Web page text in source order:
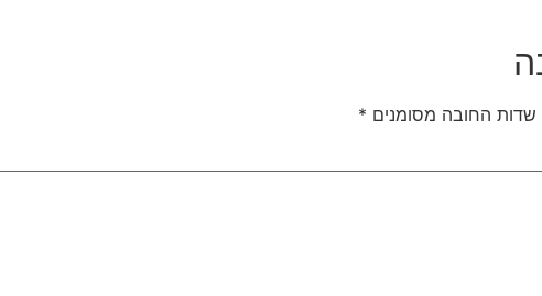
שדות החובה מסומנים *